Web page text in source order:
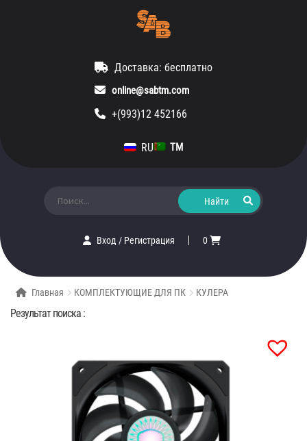
Доставка: бесплатно
online@sabtm.com
+(993)12 452166
RU TM
Вход/ Регистрация 0
Главная КОМПЛЕКТУЮЩИЕ ДЛЯ ПК КУЛЕРА
Результат поиска :